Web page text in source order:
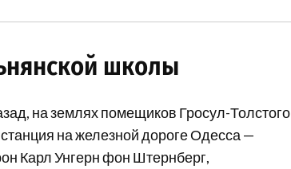
школы
на землях помещиков Гросул-Толстого
на железной дороге Одесса —
Карл Унгерн фон Штернберг,